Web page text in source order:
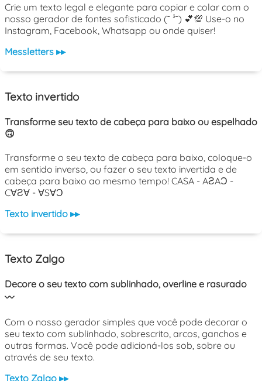
Crie um texto legal e elegante para copiar e colar com o
nosso gerador de fontes sofisticado (˘ ³˘) 💕💯 Use-o no
Instagram, Facebook, Whatsapp ou onde quiser!
Messletters ▸▸
Texto invertido
Transforme seu texto de cabeça para baixo ou espelhado
🙃
Transforme o seu texto de cabeça para baixo, coloque-o
em sentido inverso, ou fazer o seu texto invertida e de
cabeça para baixo ao mesmo tempo! CASA - AƧAƆ -
C∀Ƨ∀ - ∀S∀Ɔ
Texto invertido ▸▸
Texto Zalgo
Decore o seu texto com sublinhado, overline e rasurado
〰️
Com o nosso gerador simples que você pode decorar o
seu texto com sublinhado, sobrescrito, arcos, ganchos e
outras formas. Você pode adicioná-los sob, sobre ou
através de seu texto.
Texto Zalgo ▸▸